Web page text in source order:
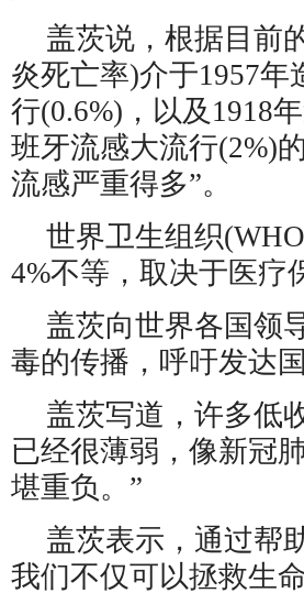
盖茨说，根据目前
炎死亡率)介于1957
行(0.6%)，以及1918
班牙流感大流行(2%)
流感严重得多”。
世界卫生组织
4%不等，取决于医疗
盖茨向世界各国领
毒的传播，呼吁发达
盖茨写道，许多低
已经很薄弱，像新冠
堪重负。”
盖茨表示，通过帮
我们不仅可以拯救生